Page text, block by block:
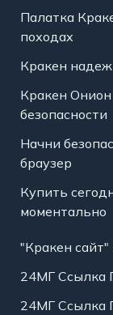
Палатка
походах
Кракен
Кракен
безопасности
Начни
браузер
Купить
моментально
"Кракен
24МГ Ссылка
24МГ Ссылка